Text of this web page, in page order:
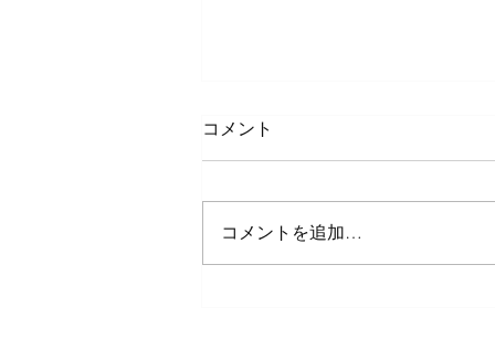
コメント
コメントを追加…